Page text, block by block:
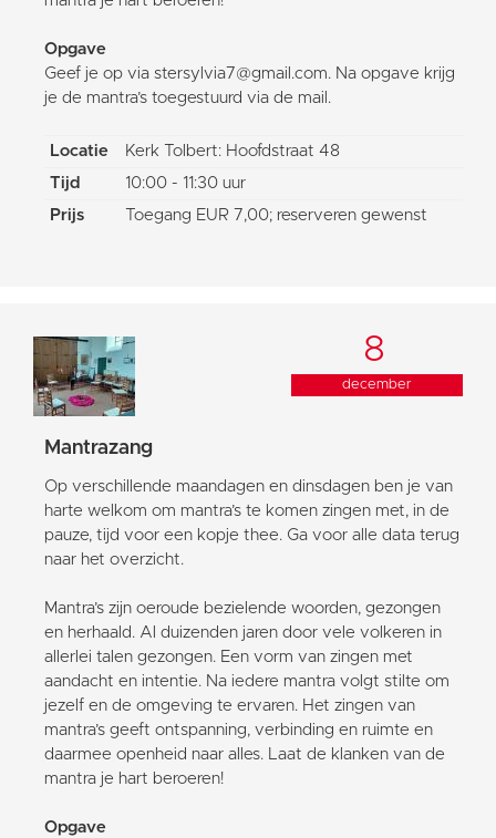
Opgave
Geef je op via stersylvia7@gmail.com. Na opgave krijg
je de mantra’s toegestuurd via de mail.
Locatie
Kerk Tolbert: Hoofdstraat 48
Tijd
10:00 - 11:30 uur
Prijs
Toegang EUR 7,00; reserveren gewenst
8
december
Mantrazang
Op verschillende maandagen en dinsdagen ben je van
harte welkom om mantra’s te komen zingen met, in de
pauze, tijd voor een kopje thee. Ga voor alle data terug
naar het overzicht.
Mantra’s zijn oeroude bezielende woorden, gezongen
en herhaald. Al duizenden jaren door vele volkeren in
allerlei talen gezongen. Een vorm van zingen met
aandacht en intentie. Na iedere mantra volgt stilte om
jezelf en de omgeving te ervaren. Het zingen van
mantra’s geeft ontspanning, verbinding en ruimte en
daarmee openheid naar alles. Laat de klanken van de
mantra je hart beroeren!
Opgave